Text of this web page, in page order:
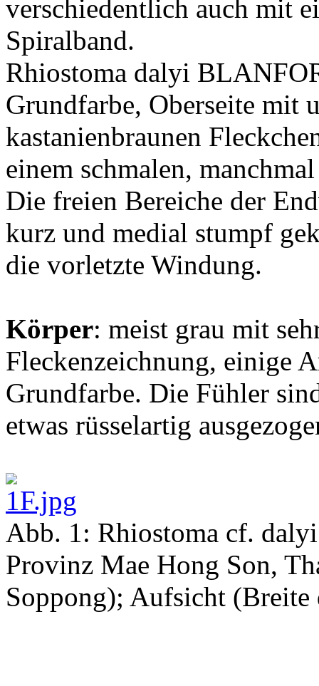
verschiedentlich auch mit
Spiralband.
Rhiostoma dalyi
Grundfarbe, Oberseite mit
kastanienbraunen
einem schmalen,
Die freien Bereiche der
kurz und medial stumpf
die vorletzte Windung.
Körper: meist grau mit
Fleckenzeichnung, einige
Grundfarbe. Die Fühler
etwas rüsselartig
Abb. 1: Rhiostoma cf.
Provinz Mae Hong Son,
Soppong); Aufsicht (Breite